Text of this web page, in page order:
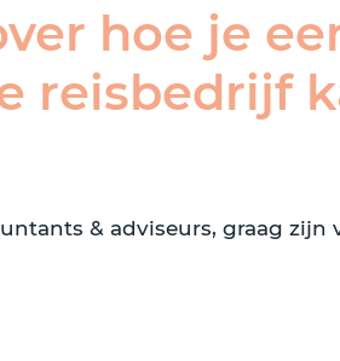
hoe je
reisbedrijf
& adviseurs, graag zijn